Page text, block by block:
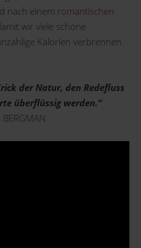
nach einem romantischen
wir viele schöne
Kalorien verbrennen.
der Natur, den Redefluss
überflüssig werden.“